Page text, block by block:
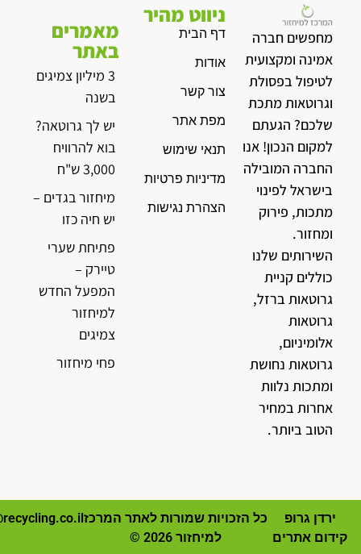
מחפשים חברה
אמינה ומקצועית
לטיפול בפסולת
וגרוטאות מתכת
שלכם? הגעתם
למקום הנכון! אנו
החברה המובילה
בישראל לפינוי
מתכות, פירוק
ומחזור.
השירותים שלנו
כוללים קניית
גרוטאות ברזל,
גרוטאות
אלומיניום,
גרוטאות נחושת
ומתכות נלוות
אחרות במחיר
הטוב ביותר.
ניווט מהיר
דף הבית
אודות
צור קשר
מפת אתר
תנאי שימוש
מדיניות פרטיות
הצהרת נגישות
מאמרים
באתר
3 מיליון צמיגים
בשנה
יש לך גרוטאה?
בוא להרוויח
3,000 ש"ח
מיחזור בגדים –
יש חיה כזו
פתיחת שערי
טיירק –
המפעל החדש
למיחזור
צמיגים
פחי מיחזור
ירדן גרופ
קידום אתרים
כל הזכויות שמורות לאתר המרכז
למיחזור 2026 ©